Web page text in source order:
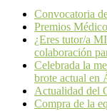
Convocatoria
Premios
¿Eres tutor/a
colaboración
Celebrada la
brote actual en
Actualidad del
Compra de la